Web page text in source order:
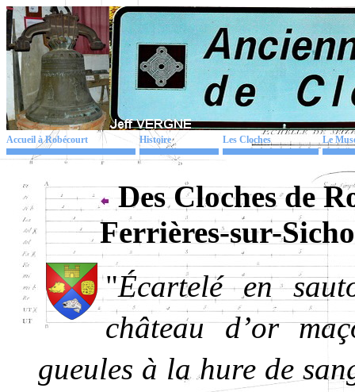
Accueil à Robécourt Histoire Les Cloches Le
Des Cloches de
Ferrières-sur-
"Écartelé en
château d’or
gueules à la hure de